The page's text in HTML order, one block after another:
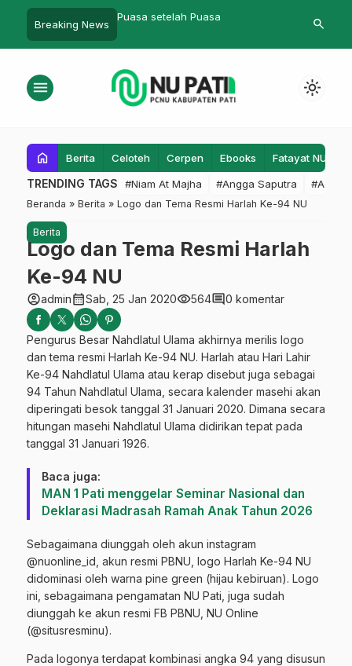
Breaking News
Selapanan dan Syukuran Garasi
Bersama Jamaah Rabu Legi
search
menu light_mode
home Berita Celoteh Cerpen Ebooks Fatayat NU
TRENDING TAGS #Niam At Majha #Angga Saputra #Admin
Beranda » Berita » Logo dan Tema Resmi Harlah Ke-94 NU
Berita
Logo dan Tema Resmi Harlah
Ke-94 NU
account_circleadmincalendar_monthSab, 25 Jan 2020visibility564comment0 komentar
Pengurus Besar Nahdlatul Ulama akhirnya merilis logo
dan tema resmi Harlah Ke-94 NU. Harlah atau Hari Lahir
Ke-94 Nahdlatul Ulama atau kerap disebut juga sebagai
94 Tahun Nahdlatul Ulama, secara kalender masehi akan
diperingati besok tanggal 31 Januari 2020. Dimana secara
hitungan masehi Nahdlatul Ulama didirikan tepat pada
tanggal 31 Januari 1926.
Baca juga:
MAN 1 Pati menggelar Seminar Nasional dan
Deklarasi Madrasah Ramah Anak Tahun 2026
Sebagaimana diunggah oleh akun instagram
@nuonline_id, akun resmi PBNU, logo Harlah Ke-94 NU
didominasi oleh warna pine green (hijau kebiruan). Logo
ini, sebagaimana pengamatan NU Pati, juga sudah
diunggah ke akun resmi FB PBNU, NU Online
(@situsresminu).
Pada logonya terdapat kombinasi angka 94 yang disusun